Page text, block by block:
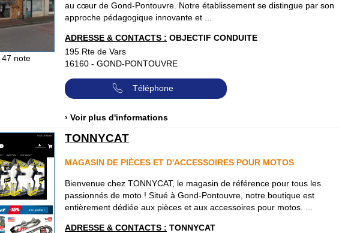
47 note
au cœur de Gond-Pontouvre. Notre établissement se distingue par son
approche pédagogique innovante et ...
ADRESSE & CONTACTS : OBJECTIF CONDUITE
195 Rte de Vars
16160 - GOND-PONTOUVRE
Téléphone
› Voir plus d'informations
TONNYCAT
MAGASIN DE PIÈCES ET D'ACCESSOIRES POUR MOTOS
Bienvenue chez TONNYCAT, le magasin de référence pour tous les
passionnés de moto ! Situé à Gond-Pontouvre, notre boutique est
entièrement dédiée aux pièces et aux accessoires pour motos. ...
ADRESSE & CONTACTS : TONNYCAT